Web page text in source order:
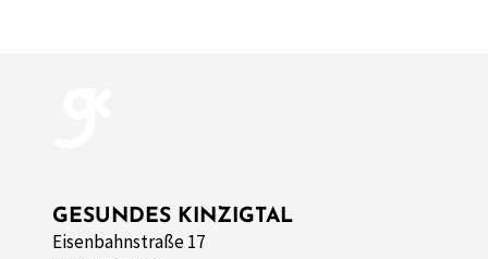
GESUNDES KINZIGTAL
Eisenbahnstraße 17